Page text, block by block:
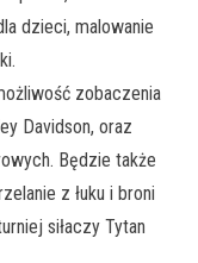
dzieci, malowanie
zobaczenia
Davidson, oraz
Będzie także
z łuku i broni
siłaczy Tytan